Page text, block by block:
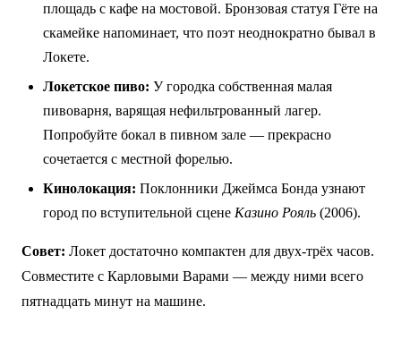
площадь с кафе на мостовой. Бронзовая статуя Гёте на
скамейке напоминает, что поэт неоднократно бывал в
Локете.
Локетское пиво: У городка собственная малая
пивоварня, варящая нефильтрованный лагер.
Попробуйте бокал в пивном зале — прекрасно
сочетается с местной форелью.
Кинолокация: Поклонники Джеймса Бонда узнают
город по вступительной сцене Казино Рояль (2006).
Совет: Локет достаточно компактен для двух-трёх часов.
Совместите с Карловыми Варами — между ними всего
пятнадцать минут на машине.